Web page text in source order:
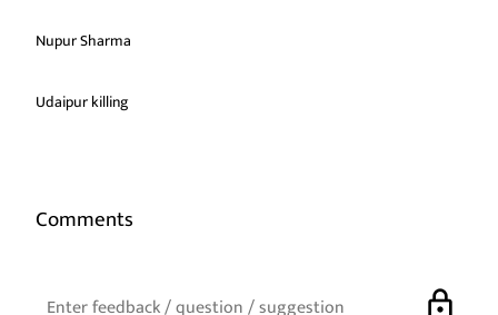
Nupur Sharma
Udaipur killing
Comments
lock